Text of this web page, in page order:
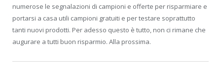
numerose le segnalazioni di campioni e offerte per risparmiare e
portarsi a casa utili campioni gratuiti e per testare soprattutto
tanti nuovi prodotti. Per adesso questo è tutto, non ci rimane che
augurare a tutti buon risparmio. Alla prossima.